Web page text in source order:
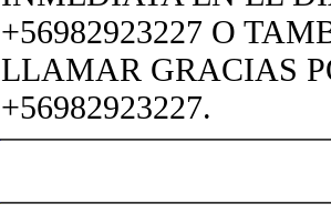
+56982923227 O
LLAMAR GRACIAS
+56982923227.